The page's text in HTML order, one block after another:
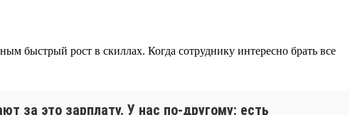
быстрый рост в скиллах. Когда сотруднику интересно брать все
за это зарплату. У нас по-другому: есть